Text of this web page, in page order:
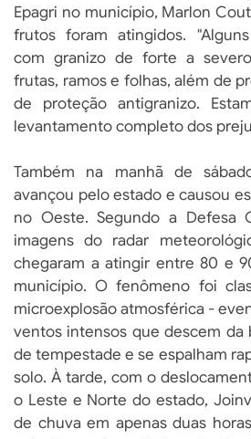
Epagri no município, Marlon
frutos foram atingidos.
com granizo de forte a
frutas, ramos e folhas, além de
de proteção antigranizo.
levantamento completo dos
Também na manhã de
avançou pelo estado e causou
no Oeste. Segundo a Defesa
imagens do radar
chegaram a atingir entre 80 e
município. O fenômeno foi
microexplosão atmosférica -
ventos intensos que descem da
de tempestade e se espalham
solo. À tarde, com o
o Leste e Norte do estado,
de chuva em apenas duas